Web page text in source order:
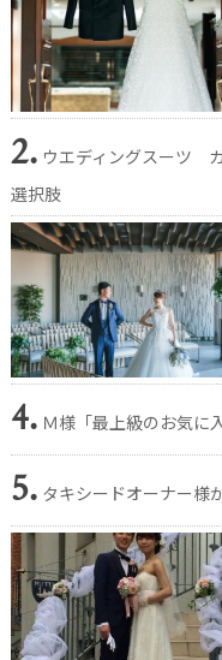
2. ウエディングスーツ
選択肢
4. Ｍ様「最上級のお気に
5. タキシードオーナー